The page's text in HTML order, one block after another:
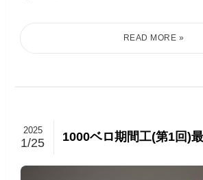
1000ベロ期間工(第1回)
2025
1/25